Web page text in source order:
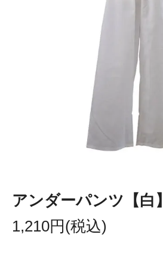
アンダーパンツ【白】
1,210円(税込)